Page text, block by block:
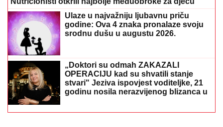
Ulaze u najvažniju ljubavnu priču
godine: Ova 4 znaka pronalaze svoju
srodnu dušu u augustu 2026.
„Doktori su odmah ZAKAZALI
OPERACIJU kad su shvatili stanje
stvari" Jeziva ispovjest voditeljke, 21
godinu nosila nerazvijenog blizanca u